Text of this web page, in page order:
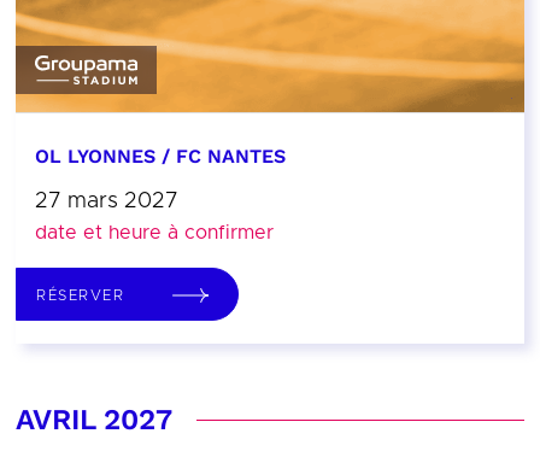
OL LYONNES / FC NANTES
27 mars 2027
date et heure à confirmer
RÉSERVER
AVRIL 2027